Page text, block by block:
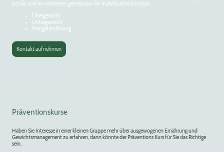
bei mir und wir erarbeiten gemeinsam ein Individuelles Konzept:
Übergewicht
Untergewicht
Mangelernährung
Kontakt aufnehmen
Präventionskurse
Haben Sie Interesse in einer kleinen Gruppe mehr über ausgewogenen Ernährung und
Gewichtsmanagement zu erfahren, dann könnte der Präventions Kurs für Sie das Richtige
sein.